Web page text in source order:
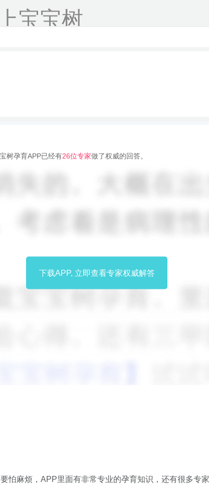
宝宝树
树孕育APP已经有26位专家做了权威的回答。
下载APP, 立即查看专家权威解答
怕麻烦，APP里面有非常专业的孕育知识，还有很多专